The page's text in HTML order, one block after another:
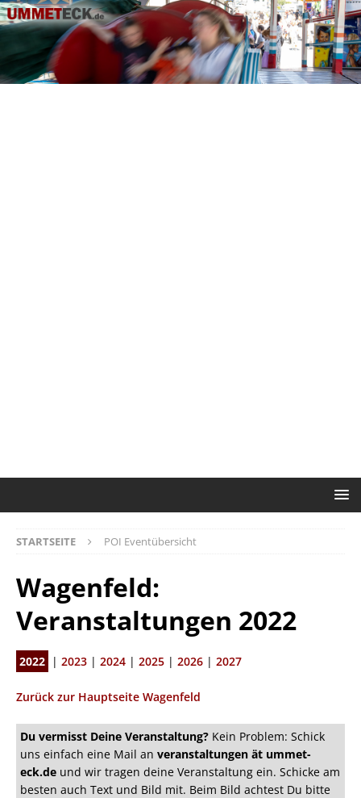
STARTSEITE POI Eventübersicht
Wagenfeld:
Veranstaltungen 2022
2022 | 2023 | 2024 | 2025 | 2026 | 2027
Zurück zur Hauptseite Wagenfeld
Du vermisst Deine Veranstaltung? Kein Problem: Schick
uns einfach eine Mail an veranstaltungen ät ummet-
eck.de und wir tragen deine Veranstaltung ein. Schicke am
besten auch Text und Bild mit. Beim Bild achtest Du bitte